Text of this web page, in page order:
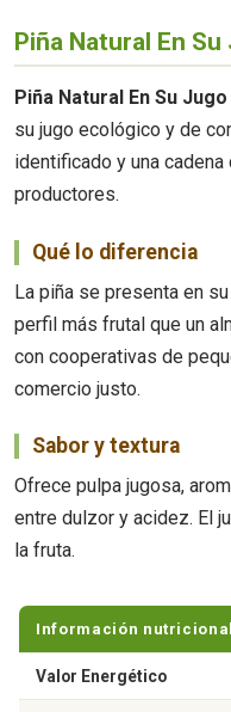
Piña Natural En
Piña Natural En Su
su jugo ecológico y de
identificado y una
productores.
Qué lo diferencia
La piña se presenta en
perfil más frutal que un
con cooperativas de
comercio justo.
Sabor y textura
Ofrece pulpa jugosa,
entre dulzor y acidez. El
la fruta.
Información nutricional
Valor Energético